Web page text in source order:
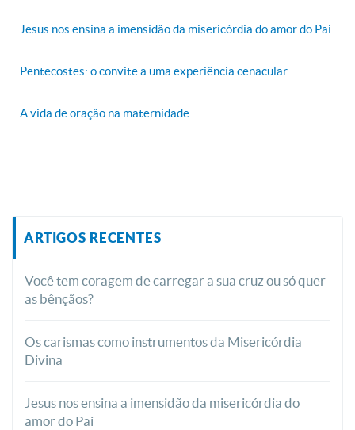
Jesus nos ensina a imensidão da misericórdia do amor do Pai
Pentecostes: o convite a uma experiência cenacular
A vida de oração na maternidade
ARTIGOS RECENTES
Você tem coragem de carregar a sua cruz ou só quer
as bênçãos?
Os carismas como instrumentos da Misericórdia
Divina
Jesus nos ensina a imensidão da misericórdia do
amor do Pai